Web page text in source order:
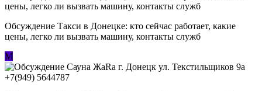
Обсуждение ​Такси в Донецке: кто сейчас работает, какие
цены, легко ли вызвать машину, контакты служб
М